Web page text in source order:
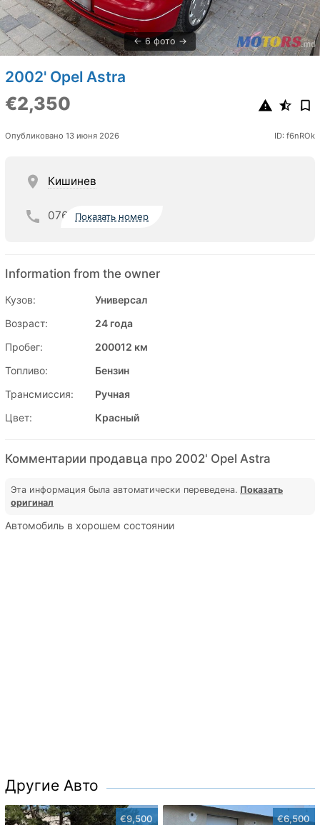
6 фото
2002' Opel Astra
€2,350
Опубликовано 13 июня 2026 ID: f6nROk
Кишинев
076 Показать номер
Information from the owner
Кузов:
Универсал
Возраст:
24 года
Пробег:
200012 км
Топливо:
Бензин
Трансмиссия:
Ручная
Цвет:
Красный
Комментарии продавца про 2002' Opel Astra
Эта информация была автоматически переведена. Показать
оригинал
Автомобиль в хорошем состоянии
Другие Авто
€9,500 €6,500